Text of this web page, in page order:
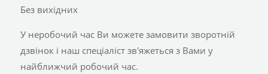
Без вихідних
У неробочий час Ви можете замовити зворотній
дзвінок і наш спеціаліст зв'яжеться з Вами у
найближчий робочий час.